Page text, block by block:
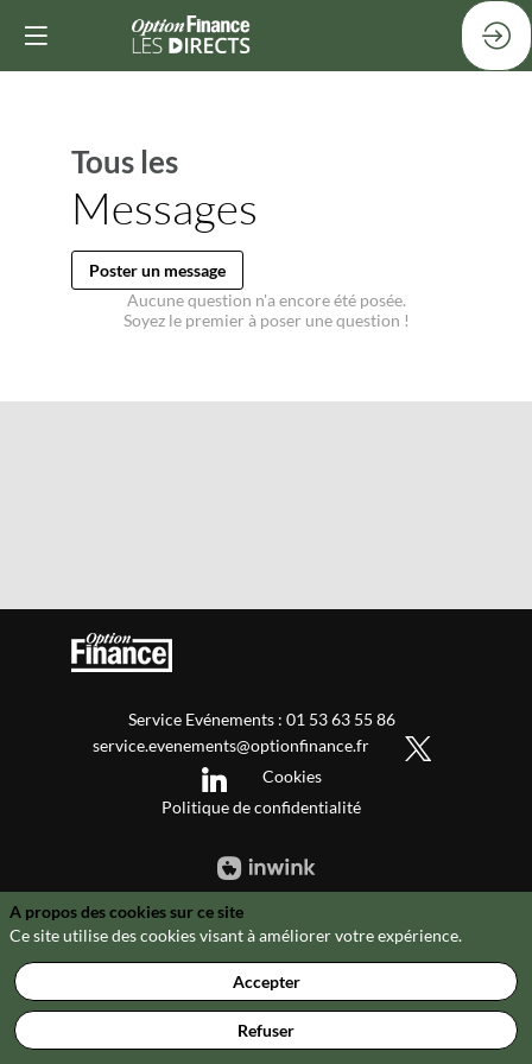
Tous les
Messages
Poster un message
Aucune question n'a encore été posée.
Soyez le premier à poser une question !
Service Evénements : 01 53 63 55 86
service.evenements@optionfinance.fr
Cookies
Politique de confidentialité
A propos des cookies sur ce site
Ce site utilise des cookies visant à améliorer votre expérience.
Accepter
Refuser